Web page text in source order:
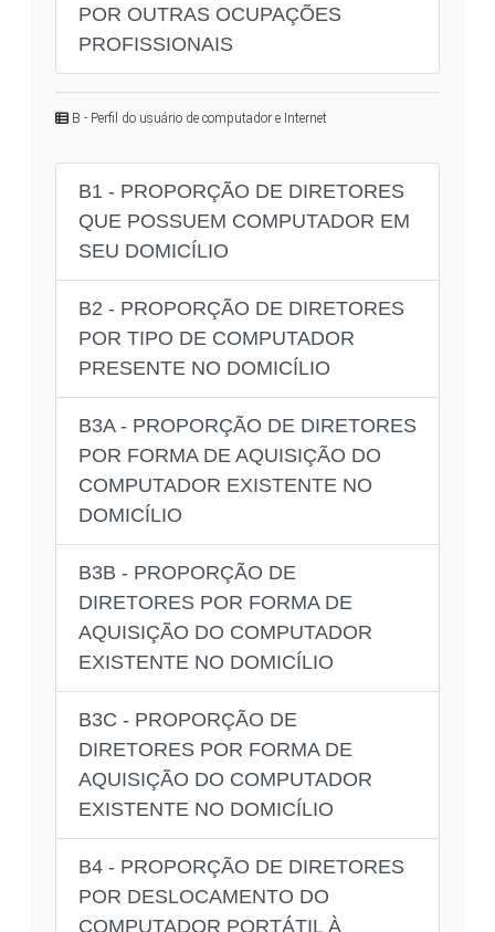
POR OUTRAS OCUPAÇÕES
PROFISSIONAIS
B - Perfil do usuário de computador e Internet
B1 - PROPORÇÃO DE DIRETORES
QUE POSSUEM COMPUTADOR EM
SEU DOMICÍLIO
B2 - PROPORÇÃO DE DIRETORES
POR TIPO DE COMPUTADOR
PRESENTE NO DOMICÍLIO
B3A - PROPORÇÃO DE DIRETORES
POR FORMA DE AQUISIÇÃO DO
COMPUTADOR EXISTENTE NO
DOMICÍLIO
B3B - PROPORÇÃO DE
DIRETORES POR FORMA DE
AQUISIÇÃO DO COMPUTADOR
EXISTENTE NO DOMICÍLIO
B3C - PROPORÇÃO DE
DIRETORES POR FORMA DE
AQUISIÇÃO DO COMPUTADOR
EXISTENTE NO DOMICÍLIO
B4 - PROPORÇÃO DE DIRETORES
POR DESLOCAMENTO DO
COMPUTADOR PORTÁTIL À